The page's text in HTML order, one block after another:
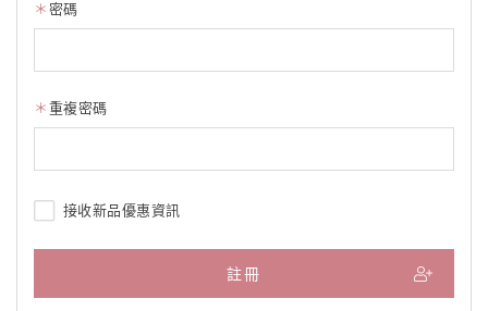
密碼
重複密碼
接收新品優惠資訊
註冊